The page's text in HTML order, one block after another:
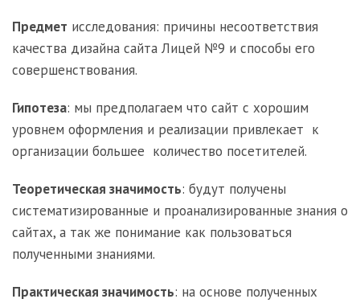
Предмет исследования: причины несоответствия
качества дизайна сайта Лицей №9 и способы его
совершенствования.
Гипотеза: мы предполагаем что сайт с хорошим
уровнем оформления и реализации привлекает к
организации большее количество посетителей.
Теоретическая значимость: будут получены
систематизированные и проанализированные знания о
сайтах, а так же понимание как пользоваться
полученными знаниями.
Практическая значимость: на основе полученных